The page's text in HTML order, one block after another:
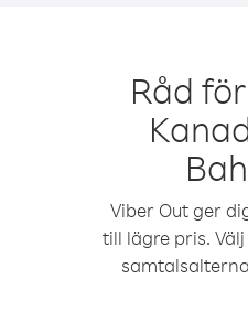
Råd
Viber Out ger
till lägre pris.